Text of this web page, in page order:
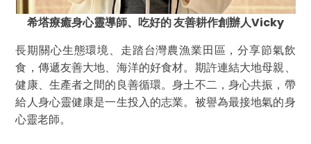
希塔療癒身心靈導師、吃好的 友善耕作創辦人Vicky
長期關心生態環境、走踏台灣農漁業田區，分享節氣飲
食，傳遞友善大地、海洋的好食材。期許連結大地母親、
健康、生產者之間的良善循環。身土不二，身心共振，帶
給人身心靈健康是一生投入的志業。被譽為最接地氣的身
心靈老師。